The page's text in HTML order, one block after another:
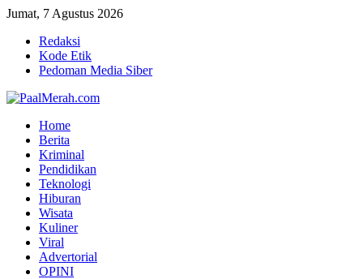
Jumat, 7 Agustus 2026
Redaksi
Kode Etik
Pedoman Media Siber
Home
Berita
Kriminal
Pendidikan
Teknologi
Hiburan
Wisata
Kuliner
Viral
Advertorial
OPINI